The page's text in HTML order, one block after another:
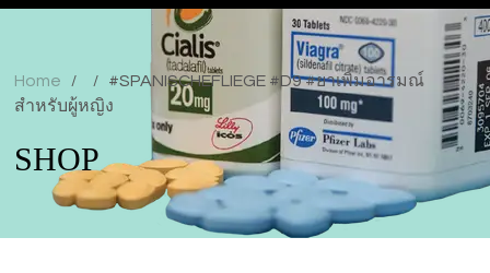
Home / /
#SPANISCHEFLIEGE #D9 #ยาเพิ่มอารมณ์
สำหรับผู้หญิง
SHOP